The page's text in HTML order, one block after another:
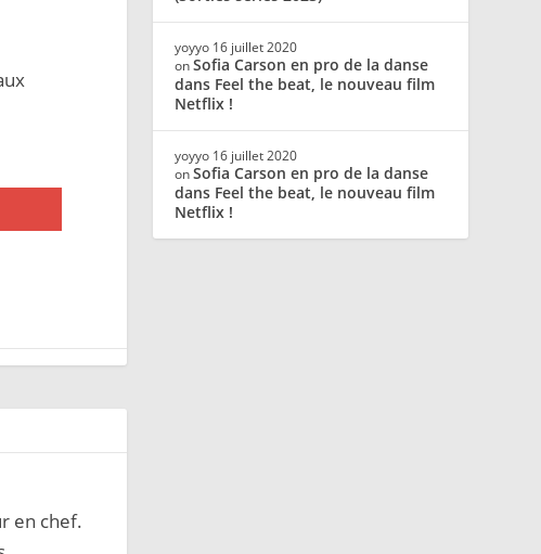
en chef.
yoyyo 16 juillet 2020
onSofia Carson en pro de la danse
dans Feel the beat, le nouveau film
Netflix !
yoyyo 16 juillet 2020
onSofia Carson en pro de la danse
dans Feel the beat, le nouveau film
Netflix !